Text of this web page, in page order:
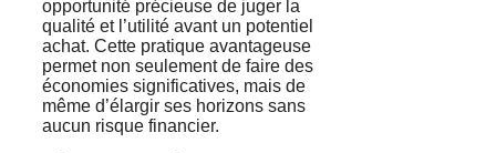
opportunité précieuse de juger la
qualité et l’utilité avant un potentiel
achat. Cette pratique avantageuse
permet non seulement de faire des
économies significatives, mais de
même d’élargir ses horizons sans
aucun risque financier.